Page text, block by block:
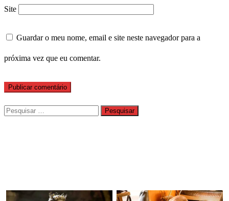
Site
Guardar o meu nome, email e site neste navegador para a
próxima vez que eu comentar.
Pesquisar
por: